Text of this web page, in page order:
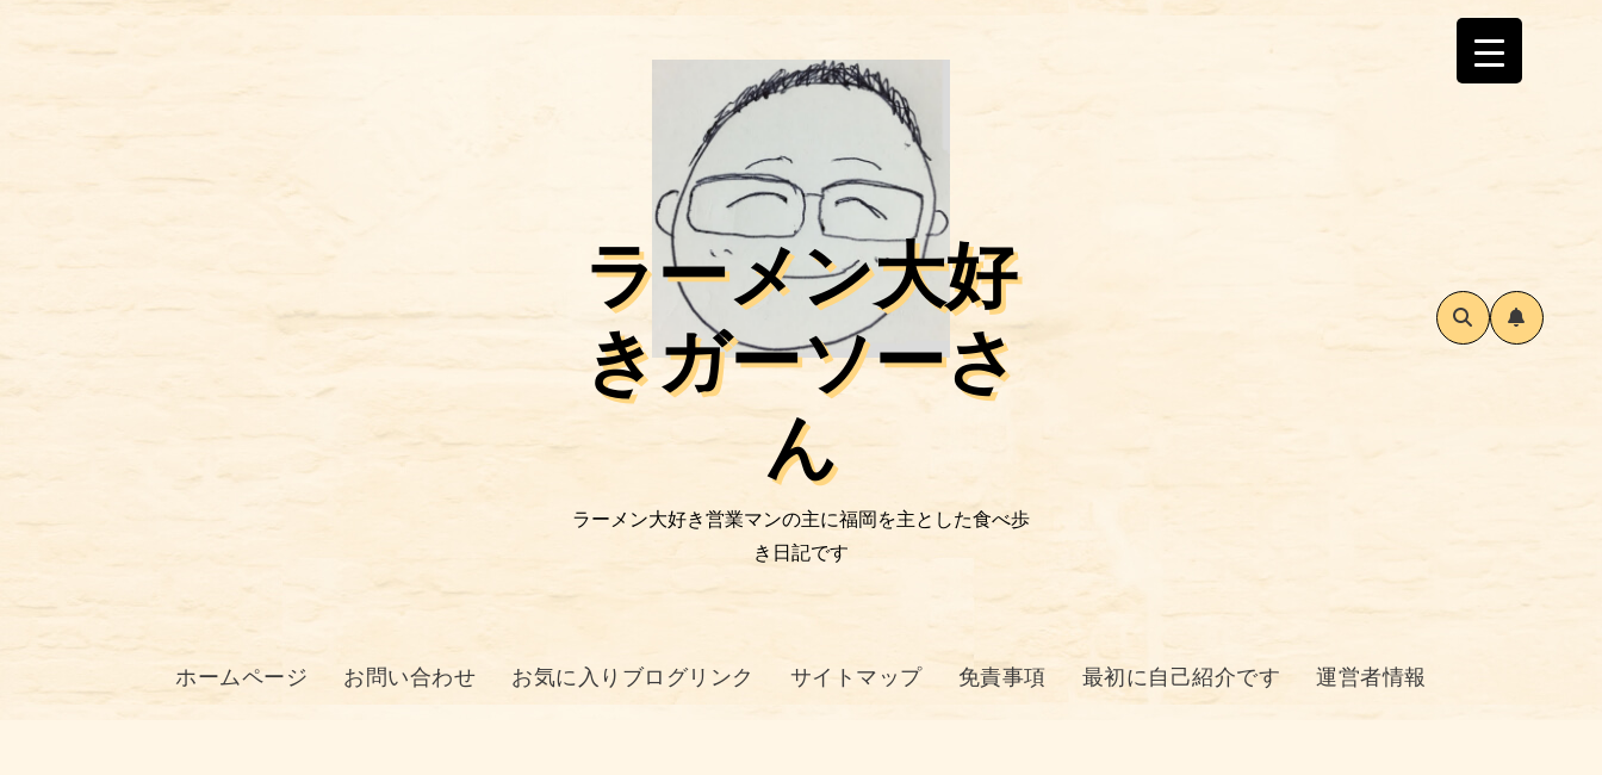
ラーメン大好
きガーソーさ
ん
ラーメン大好き営業マンの主に福岡を主とした食べ歩
き日記です
ホームページ お問い合わせ お気に入りブログリンク サイトマップ 免責事項 最初に自己紹介です 運営者情報